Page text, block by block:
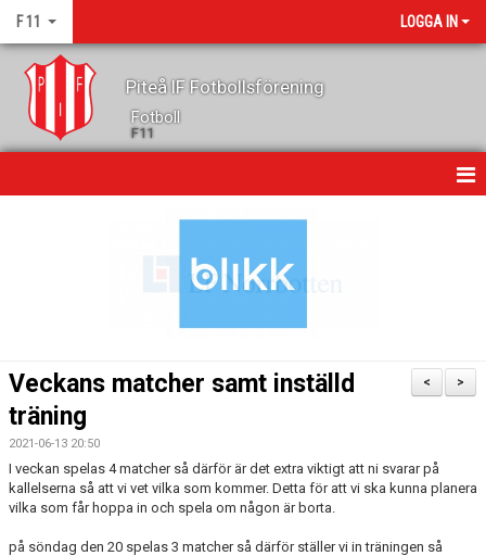
F 11 LOGGA IN
Piteå IF Fotbollsförening
Fotboll
F11
TRUPPEN
KONTAKT
MATCHER
BILDGALLERI
>
<
Veckans matcher samt inställd
träning
2021-06-13 20:50
I veckan spelas 4 matcher så därför är det extra viktigt att ni svarar på
kallelserna så att vi vet vilka som kommer. Detta för att vi ska kunna planera
vilka som får hoppa in och spela om någon är borta.
på söndag den 20 spelas 3 matcher så därför ställer vi in träningen så